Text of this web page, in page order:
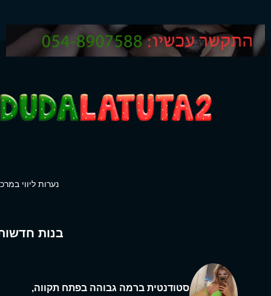
נערות ליווי
בנות
סטודנטית ברמה גבוהה בפתח תקווה,